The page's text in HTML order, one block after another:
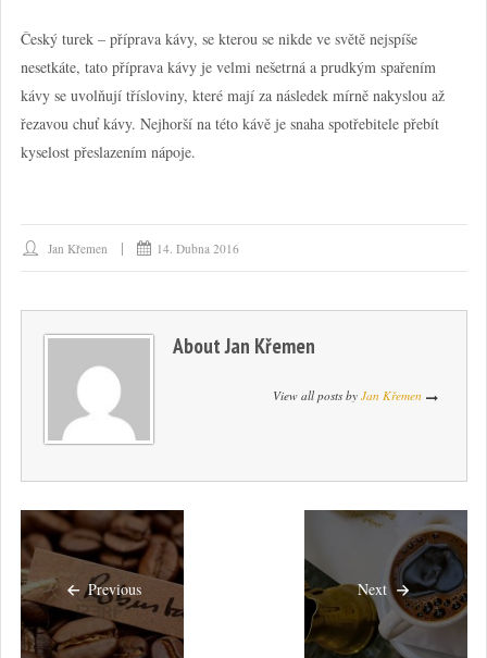
Český turek – příprava kávy, se kterou se nikde ve světě nejspíše
nesetkáte, tato příprava kávy je velmi nešetrná a prudkým spařením
kávy se uvolňují třísloviny, které mají za následek mírně nakyslou až
řezavou chuť kávy. Nejhorší na této kávě je snaha spotřebitele přebít
kyselost přeslazením nápoje.
Jan Křemen 14. Dubna 2016
AboutJan Křemen
View all posts by Jan Křemen
Previous Next